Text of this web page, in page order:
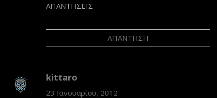
ΑΠΑΝΤΉΣΕΙΣ
ΑΠΆΝΤΗΣΗ
kittaro
23 Ιανουαρίου, 2012